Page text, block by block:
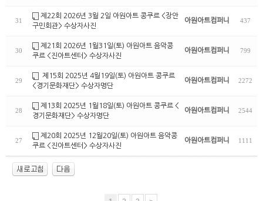
31
제22회 2026년 3월 2일 아원아트 콩쿠르 <장안
구민회관> 수상자사진
아원아트컴퍼니 437
30
제21회 2026년 1월31일(토) 아원아트 음악콩
쿠르 <진아트센터> 수상자사진
아원아트컴퍼니 799
29
제15회 2025년 4월19일(토) 아원아트 콩쿠르
<경기문화재단> 수상자명단
아원아트컴퍼니 2272
28
제13회 2025년 1월18일(토) 아원아트 콩쿠르 <
경기문화재단> 수상자명단
아원아트컴퍼니 2544
27
제20회 2025년 12월20일(토) 아원아트 음악콩
쿠르 <진아트센터> 수상자사진
아원아트컴퍼니 1111